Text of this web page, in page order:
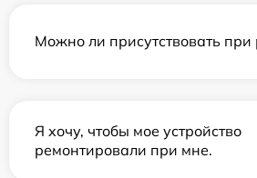
Можно ли присутствовать при
Я хочу, чтобы мое устройство
ремонтировали при мне.